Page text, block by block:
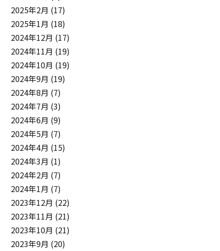
2025年2月 (17)
2025年1月 (18)
2024年12月 (17)
2024年11月 (19)
2024年10月 (19)
2024年9月 (19)
2024年8月 (7)
2024年7月 (3)
2024年6月 (9)
2024年5月 (7)
2024年4月 (15)
2024年3月 (1)
2024年2月 (7)
2024年1月 (7)
2023年12月 (22)
2023年11月 (21)
2023年10月 (21)
2023年9月 (20)